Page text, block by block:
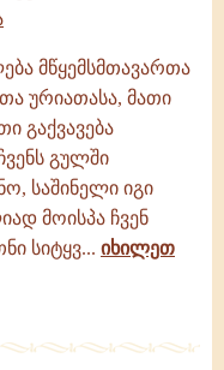
მწყემსმთავართა
ურიათასა, მათი
გაქვავება
გულში
საშინელი იგი
მოისპა ჩვენ
სიტყვ... იხილეთ